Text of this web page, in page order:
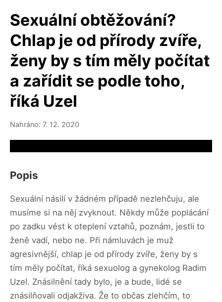
Sexuální obtěžování?
Chlap je od přírody zvíře,
ženy by s tím měly počítat
a zařídit se podle toho,
říká Uzel
Nahráno: 7. 12. 2020
Popis
Sexuální násilí v žádném případě nezlehčuju, ale
musíme si na něj zvyknout. Někdy může poplácání
po zadku vést k oteplení vztahů, poznám, jestli to
ženě vadí, nebo ne. Při námluvách je muž
agresivnější, chlap je od přírody zvíře, ženy by s
tím měly počítat, říká sexuolog a gynekolog Radim
Uzel. Znásilnění tady bylo, je a bude, lidé se
znásilňovali odjakživa. Že to občas zlehčím, to